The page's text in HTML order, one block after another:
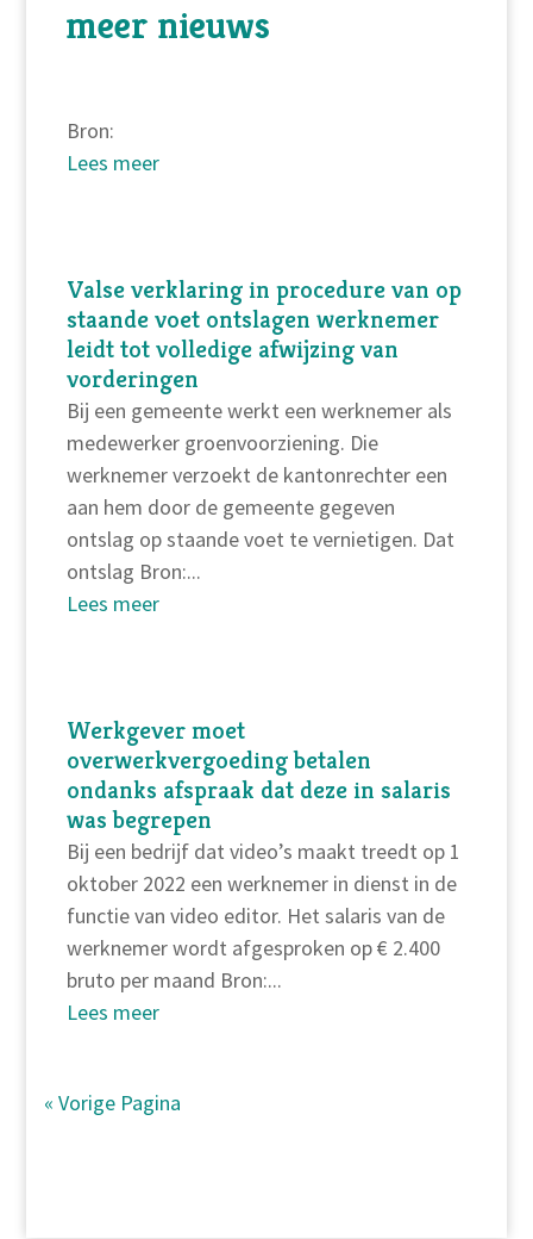
meer nieuws
Bron:
Lees meer
Valse verklaring in procedure van op
staande voet ontslagen werknemer
leidt tot volledige afwijzing van
vorderingen
Bij een gemeente werkt een werknemer als
medewerker groenvoorziening. Die
werknemer verzoekt de kantonrechter een
aan hem door de gemeente gegeven
ontslag op staande voet te vernietigen. Dat
ontslag Bron:...
Lees meer
Werkgever moet
overwerkvergoeding betalen
ondanks afspraak dat deze in salaris
was begrepen
Bij een bedrijf dat video’s maakt treedt op 1
oktober 2022 een werknemer in dienst in de
functie van video editor. Het salaris van de
werknemer wordt afgesproken op € 2.400
bruto per maand Bron:...
Lees meer
« Vorige Pagina